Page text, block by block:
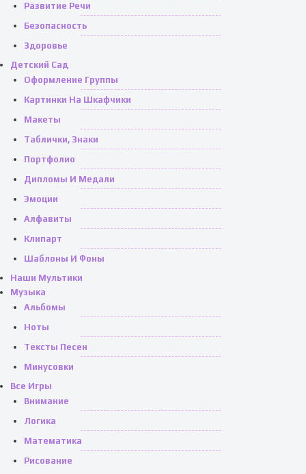
Развитие Речи
Безопасность
Здоровье
Детский Сад
Оформление Группы
Картинки На Шкафчики
Макеты
Таблички, Знаки
Портфолио
Дипломы И Медали
Эмоции
Алфавиты
Клипарт
Шаблоны И Фоны
Наши Мультики
Музыка
Альбомы
Ноты
Тексты Песен
Минусовки
Все Игры
Внимание
Логика
Математика
Рисование